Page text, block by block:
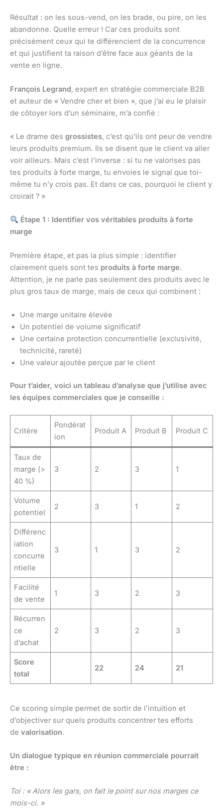
Résultat : on les sous-vend, on les brade, ou pire, on les
abandonne. Quelle erreur ! Car ces produits sont
précisément ceux qui te différencient de la concurrence
et qui justifient ta raison d’être face aux géants de la
vente en ligne.
François Legrand, expert en stratégie commerciale B2B
et auteur de « Vendre cher et bien », que j’ai eu le plaisir
de côtoyer lors d’un séminaire, m’a confié :
« Le drame des grossistes, c’est qu’ils ont peur de vendre
leurs produits premium. Ils se disent que le client va aller
voir ailleurs. Mais c’est l’inverse : si tu ne valorises pas
tes produits à forte marge, tu envoies le signal que toi-
même tu n’y crois pas. Et dans ce cas, pourquoi le client y
croirait ? »
Étape 1 : Identifier vos véritables produits à forte
marge
Première étape, et pas la plus simple : identifier
clairement quels sont tes produits à forte marge.
Attention, je ne parle pas seulement des produits avec le
plus gros taux de marge, mais de ceux qui combinent :
Une marge unitaire élevée
Un potentiel de volume significatif
Une certaine protection concurrentielle (exclusivité,
technicité, rareté)
Une valeur ajoutée perçue par le client
Pour t’aider, voici un tableau d’analyse que j’utilise avec
les équipes commerciales que je conseille :
Critère
Pondérat
ion
Produit A Produit B Produit C
Taux de
marge (>
40 %)
3 2 3 1
Volume
potentiel
2 3 1 2
Différenc
iation
concurre
ntielle
3 1 3 2
Facilité
de vente
1 3 2 3
Récurren
ce
d’achat
2 3 2 3
Score
total
22 24 21
Ce scoring simple permet de sortir de l’intuition et
d’objectiver sur quels produits concentrer tes efforts
de valorisation.
Un dialogue typique en réunion commerciale pourrait
être :
Toi : « Alors les gars, on fait le point sur nos marges ce
mois-ci. »